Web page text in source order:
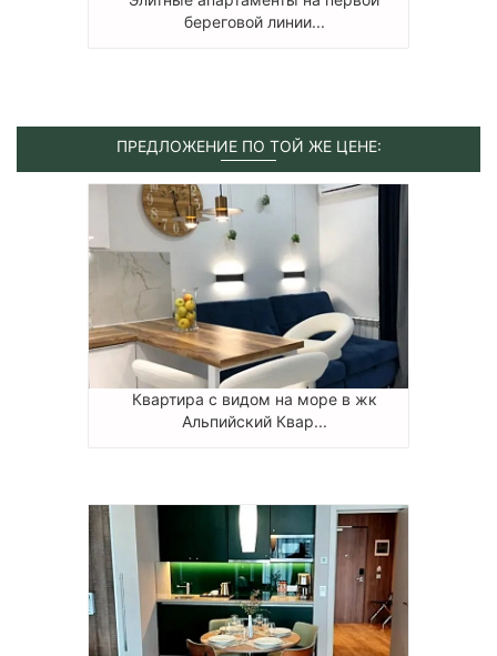
береговой линии...
ПРЕДЛОЖЕНИЕ ПО ТОЙ ЖЕ ЦЕНЕ:
Квартира с видом на море в жк
Альпийский Квар...